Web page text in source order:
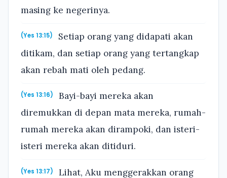
masing ke negerinya.
(Yes 13:15)
Setiap orang yang didapati akan
ditikam, dan setiap orang yang tertangkap
akan rebah mati oleh pedang.
(Yes 13:16)
Bayi-bayi mereka akan
diremukkan di depan mata mereka, rumah-
rumah mereka akan dirampoki, dan isteri-
isteri mereka akan ditiduri.
(Yes 13:17)
Lihat, Aku menggerakkan orang